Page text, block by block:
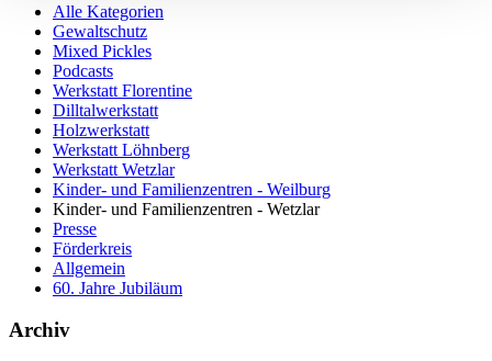
Alle Kategorien
Gewaltschutz
Mixed Pickles
Podcasts
Werkstatt Florentine
Dilltalwerkstatt
Holzwerkstatt
Werkstatt Löhnberg
Werkstatt Wetzlar
Kinder- und Familienzentren - Weilburg
Kinder- und Familienzentren - Wetzlar
Presse
Förderkreis
Allgemein
60. Jahre Jubiläum
Archiv